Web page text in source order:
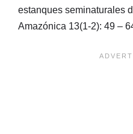
estanques seminaturales
Amazónica 13(1-2): 49 –